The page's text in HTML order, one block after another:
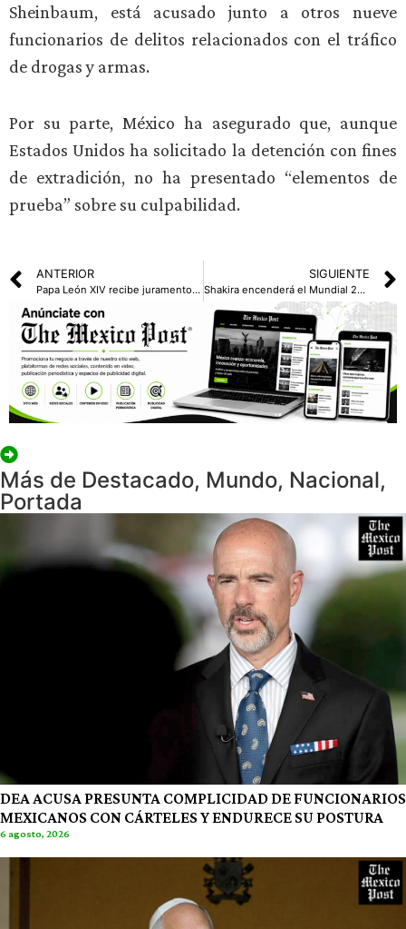
Sheinbaum, está acusado junto a otros nueve
funcionarios de delitos relacionados con el tráfico
de drogas y armas.
Por su parte, México ha asegurado que, aunque
Estados Unidos ha solicitado la detención con fines
de extradición, no ha presentado “elementos de
prueba” sobre su culpabilidad.
ANTERIOR
Papa León XIV recibe juramento de lealtad de los nuevos soldados de la Guardia Suiza
SIGUIENTE
Shakira encenderá el Mundial 2026; cantará la canción oficial
Más de Destacado, Mundo, Nacional,
Portada
DEA ACUSA PRESUNTA COMPLICIDAD DE FUNCIONARIOS
MEXICANOS CON CÁRTELES Y ENDURECE SU POSTURA
6 agosto, 2026